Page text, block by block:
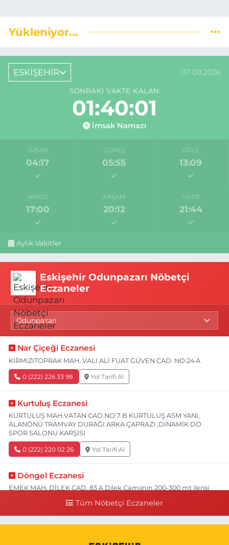
Yükleniyor...
ESKİŞEHİR 07.08.2026
SONRAKI VAKTE KALAN
01:40:01
İmsak Namazı
İMSAK
04:17
GÜNEŞ
05:55
ÖĞLE
13:09
İKINDI
17:00
AKŞAM
20:12
YATSI
21:44
Aylık Vakitler
Eskişehir Odunpazarı Nöbetçi
Eczaneler
Nar Çiçeği Eczanesi
KIRMIZITOPRAK MAH. VALİ ALİ FUAT GÜVEN CAD. NO:24 A
0 (222) 226 33 99 Yol Tarifi Al
Kurtuluş Eczanesi
KURTULUŞ MAH.VATAN CAD.NO:7 B KURTULUŞ ASM YANI,
ALANÖNÜ TRAMVAY DURAĞI ARKA ÇAPRAZI ,DİNAMİK DO
SPOR SALONU KARŞISI
0 (222) 220 02 26 Yol Tarifi Al
Döngel Eczanesi
EMEK MAH. DİLEK CAD. 83 A Dilek Camiinin 200-300 mt ilerisi
Tüm Nöbetçi Eczaneler